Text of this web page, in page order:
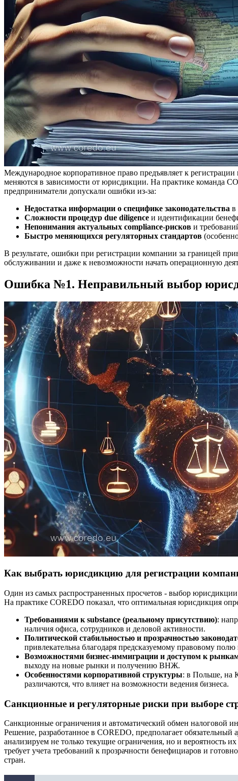
Международное корпоративное право предъявляет к
меняются в зависимости от юрисдикции. На практике команда
предприниматели допускали ошибки из-за:
Недостатка информации о специфике законодательства в
Сложности процедур due diligence и идентификации
Непонимания актуальных compliance-рисков и
Быстро меняющихся регуляторных стандартов
В результате, ошибки при регистрации компании за границей
обслуживании и даже к невозможности начать операционную
Ошибка №1. Неправильный выбор
Как выбрать юрисдикцию для регистрации
Один из самых распространенных просчетов - выбор юрисдикции
На практике COREDO показал, что оптимальная юрисдикция
Требованиями к substance (реальному присутствию):
наличия офиса, сотрудников и деловой активности.
Политической стабильностью и прозрачностью
привлекательна благодаря предсказуемому правовому
Возможностями бизнес-иммиграции и доступом к
выходу на новые рынки и получению ВНЖ.
Особенностями корпоративной структуры: в Польше, на
различаются, что влияет на возможности ведения бизнеса.
Санкционные и регуляторные риски при выборе
Санкционные ограничения и автоматический обмен налоговой
Решение, разработанное в COREDO, предполагает
анализируем не только текущие ограничения, но и
требует учета требований к прозрачности бенефициаров и
стран.